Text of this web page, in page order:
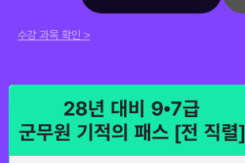
수강 과목 확인 >
28년 대비 9•7급
군무원 기적의 패스 [전 직렬]